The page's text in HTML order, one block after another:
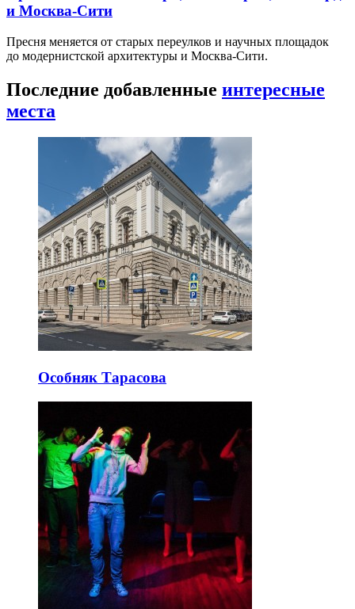
и Москва-Сити
Пресня меняется от старых переулков и научных площадок
до модернистской архитектуры и Москва-Сити.
Последние добавленные интересные
места
Особняк Тарасова